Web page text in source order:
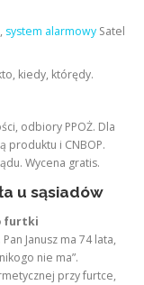
system alarmowySatel
kiedy, którędy.
odbiory PPOŻ. Dla
produktu i CNBOP.
Wycena gratis.
u sąsiadów
furtki
Janusz ma 74 lata,
nie ma”.
przy furtce,